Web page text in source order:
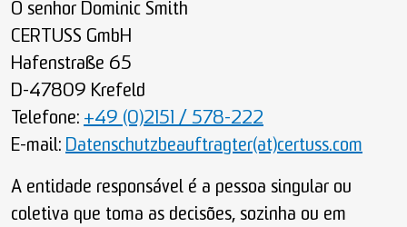
O senhor Dominic Smith
CERTUSS GmbH
Hafenstraße 65
D-47809 Krefeld
Telefone: +49 (0)2151 / 578-222
E-mail: Datenschutzbeauftragter(at)certuss.com
A entidade responsável é a pessoa singular ou
coletiva que toma as decisões, sozinha ou em